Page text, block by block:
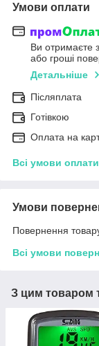
Умови оплати
Ви отримаєте
або гроші
Детальніше
Післяплата
Готівкою
Оплата на
Всі умови оплати
Умови
Повернення
Всі умови
З цим товаром